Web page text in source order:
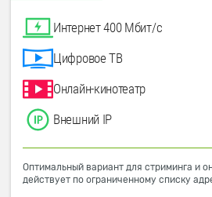
Интернет 400 Мбит/с
Цифровое ТВ
Онлайн-кинотеатр
Внешний IP
Оптимальный вариант для стриминга и
действует по ограниченному списку